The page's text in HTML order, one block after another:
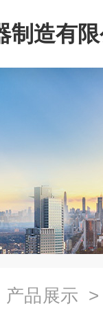
制造有
产品展示